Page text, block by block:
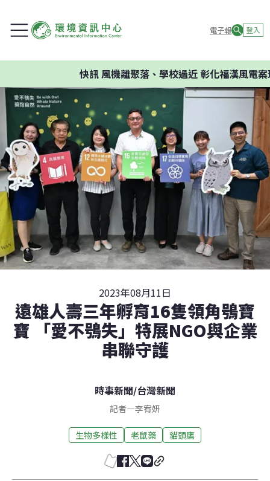
電子報 登入
風機離聚落、學校過近 彰化福漢風電案環委
2023年08月11日
遠雄人壽三年孵育16隻領角鴞寶
寶 「愛不鴞失」特展NGO與企業
串聯守護
時事新聞/台灣新聞
記者—李宥妍
生物多樣性 老鼠藥 貓頭鷹